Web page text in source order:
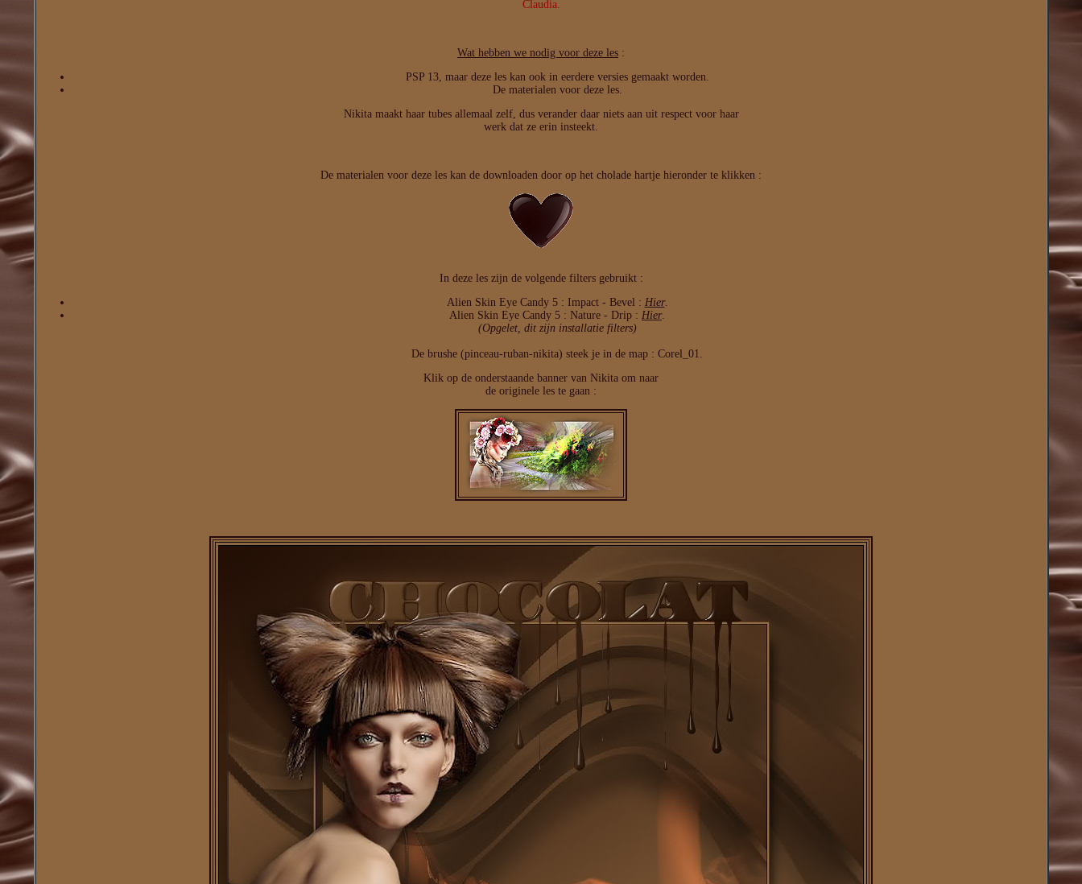
Claudia.
Wat hebben we nodig voor deze les :
PSP 13, maar deze les kan ook in eerdere versies gemaakt worden.
De materialen voor deze les.
Nikita maakt haar tubes allemaal zelf, dus verander daar niets aan uit respect voor haar
werk dat ze erin insteekt.
De materialen voor deze les kan de downloaden door op het cholade hartje hieronder te klikken :
In deze les zijn de volgende filters gebruikt :
Alien Skin Eye Candy 5 : Impact - Bevel : Hier.
Alien Skin Eye Candy 5 : Nature - Drip : Hier.
(Opgelet, dit zijn installatie filters)
De brushe (pinceau-ruban-nikita) steek je in de map : Corel_01.
Klik op de onderstaande banner van Nikita om naar
de originele les te gaan :